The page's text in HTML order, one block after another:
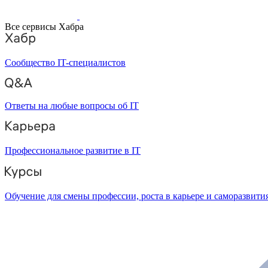
Все сервисы Хабра
Сообщество IT-специалистов
Ответы на любые вопросы об IT
Профессиональное развитие в IT
Обучение для смены профессии, роста в карьере и